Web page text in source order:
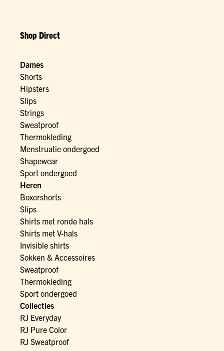
Shop Direct
Dames
Shorts
Hipsters
Slips
Strings
Sweatproof
Thermokleding
Menstruatie ondergoed
Shapewear
Sport ondergoed
Heren
Boxershorts
Slips
Shirts met ronde hals
Shirts met V-hals
Invisible shirts
Sokken & Accessoires
Sweatproof
Thermokleding
Sport ondergoed
Collecties
RJ Everyday
RJ Pure Color
RJ Sweatproof